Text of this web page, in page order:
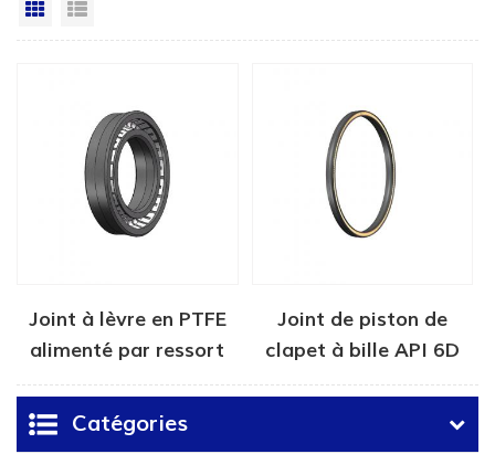
Grille
Joint à lèvre en PTFE
alimenté par ressort
Joint de piston de
clapet à bille API 6D
Catégories